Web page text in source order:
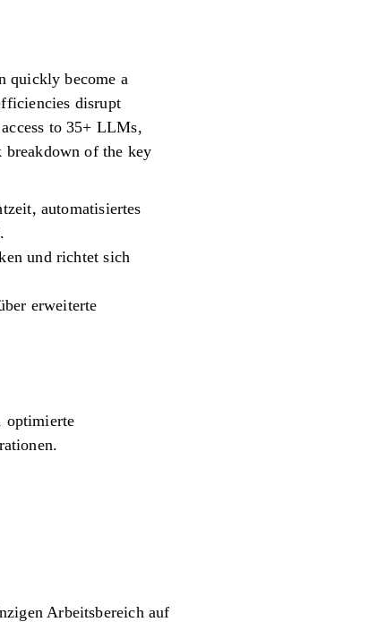
quickly become a
disrupt
to 35+ LLMs,
breakdown of the key
automatisiertes
und richtet sich
erweiterte
optimierte
Arbeitsbereich auf